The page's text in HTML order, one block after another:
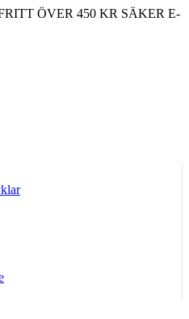
ÖVER 450 KR SÄKER E-